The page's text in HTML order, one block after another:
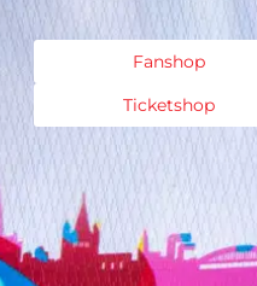
Fanshop
Ticketshop